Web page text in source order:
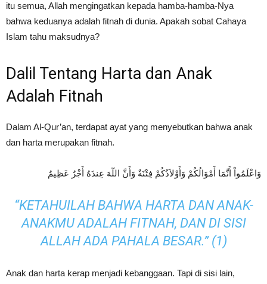
itu semua, Allah mengingatkan kepada hamba-hamba-Nya
bahwa keduanya adalah fitnah di dunia. Apakah sobat Cahaya
Islam tahu maksudnya?
Dalil Tentang Harta dan Anak
Adalah Fitnah
Dalam Al-Qur’an, terdapat ayat yang menyebutkan bahwa anak
dan harta merupakan fitnah.
وَاعْلَمُواْ أَنَّمَا أَمْوَالُكُمْ وَأَوْلاَدُكُمْ فِتْنَةٌ وَأَنَّ اللّهَ عِندَهُ أَجْرٌ عَظِيمٌ
“KETAHUILAH BAHWA HARTA DAN ANAK-
ANAKMU ADALAH FITNAH, DAN DI SISI
ALLAH ADA PAHALA BESAR.” (1)
Anak dan harta kerap menjadi kebanggaan. Tapi di sisi lain,